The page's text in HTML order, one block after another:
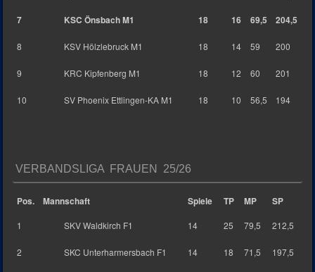
7 KSC Önsbach M1 18 16 69,5 204,5
8 KSV Hölzlebruck M1 18 14 59 200
9 KRC Kipfenberg M1 18 12 60 201
10 SV Phoenix Ettlingen-KA M1 18 10 56,5 194
VERBANDSLIGA FRAUEN 25/26
Pos. Mannschaft Spiele TP MP SP
1 SKV Waldkirch F1 14 25 79,5 212,5
2 SKC Unterharmersbach F1 14 18 71,5 197,5